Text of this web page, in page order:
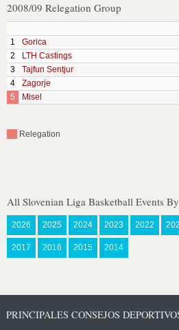
2008/09 Relegation Group
1
Gorica
2
LTH Castings
3
Tajfun Sentjur
4
Zagorje
5
Misel
Relegation
All Slovenian Liga Basketball Events
2026 2025 2024 2023 2022
2017 2016 2015 2014
PRINCIPALES CONSEJOS